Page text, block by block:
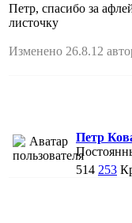
Петр, спасибо за
листочку
Изменено 26.8.12
Петр
514 253